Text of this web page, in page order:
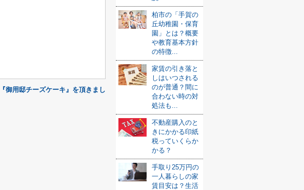
『御用邸チーズケーキ』を頂きまし
柏市の「手賀の
丘幼稚園・保育
園」とは？概要
や教育基本方針
の特徴...
家賃の引き落と
しはいつされる
のが普通？間に
合わない時の対
処法も...
不動産購入のと
きにかかる印紙
税っていくらか
かる？
手取り25万円の
一人暮らしの家
賃目安は？生活